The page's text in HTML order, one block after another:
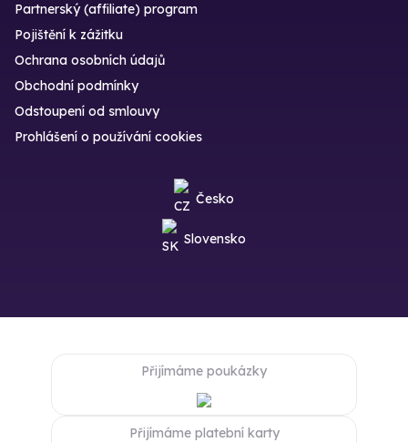
Partnerský (affiliate) program
Pojištění k zážitku
Ochrana osobních údajů
Obchodní podmínky
Odstoupení od smlouvy
Prohlášení o používání cookies
Česko
Slovensko
Přijímáme poukázky
Přijímáme platební karty